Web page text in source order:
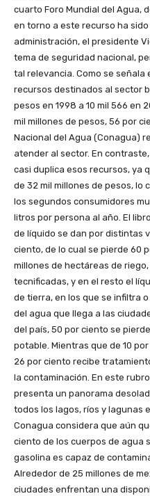
cuarto Foro Mundial del Agua,
en torno a este recurso ha
administración, el presidente
tema de seguridad nacional,
tal relevancia. Como se señala
recursos destinados al sector
pesos en 1998 a 10 mil 566 en
mil millones de pesos, 56 por
Nacional del Agua (Conagua)
atender al sector. En
casi duplica esos recursos, ya
de 32 mil millones de pesos, lo
los segundos consumidores
litros por persona al año. El
de líquido se dan por distintas
ciento, de lo cual se pierde 60
millones de hectáreas de
tecnificadas, y en el resto el
de tierra, en los que se infiltra
del agua que llega a las
del país, 50 por ciento se
potable. Mientras que de 10
26 por ciento recibe
la contaminación. En este
presenta un panorama
todos los lagos, ríos y lagunas
Conagua considera que aún
ciento de los cuerpos de agua
gasolina es capaz de
Alrededor de 25 millones de
ciudades enfrentan una